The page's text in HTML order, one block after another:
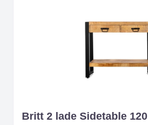
Britt 2 lade Sidetable 120